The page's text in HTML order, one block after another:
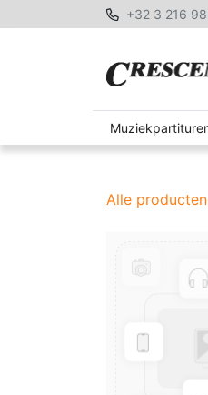
+32 3 216
Alle producten